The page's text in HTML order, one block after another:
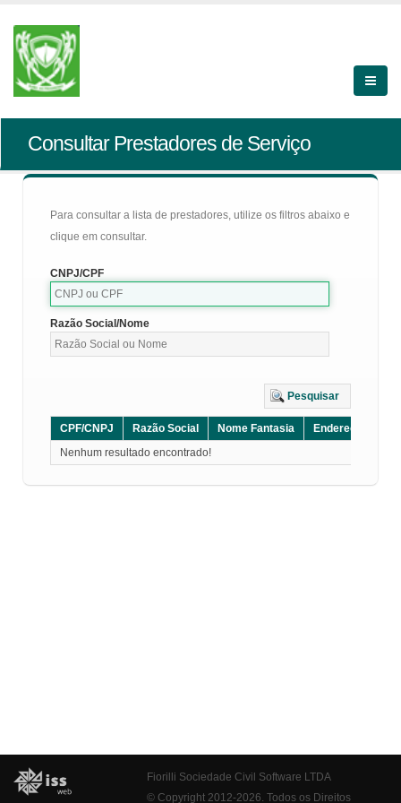
Consultar Prestadores de Serviço
Para consultar a lista de prestadores, utilize os filtros abaixo e
clique em consultar.
CNPJ/CPF
Razão Social/Nome
Pesquisar
CPF/CNPJ Razão Social Nome Fantasia Endereço
Nenhum resultado encontrado!
Fiorilli Sociedade Civil Software LTDA
© Copyright 2012-2026. Todos os Direitos